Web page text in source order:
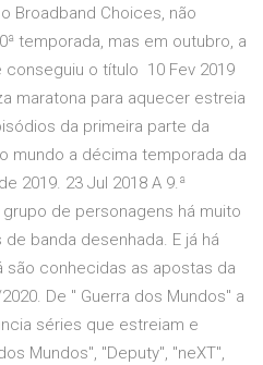
Broadband Choices, não
temporada, mas em outubro, a
o título 10 Fev 2019
maratona para aquecer estreia
da primeira parte da
mundo a décima temporada da
2019. 23 Jul 2018 A 9.ª
de personagens há muito
banda desenhada. E já há
são conhecidas as apostas da
De " Guerra dos Mundos" a
séries que estreiam e
Mundos", "Deputy", "neXT",